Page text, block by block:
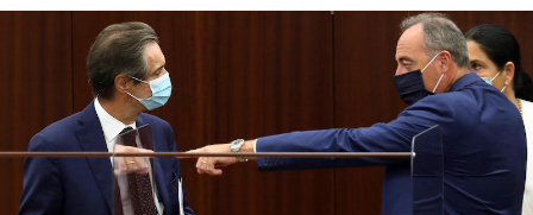
Mondiali calcio 2026
PODCAST
NEWSLETTER